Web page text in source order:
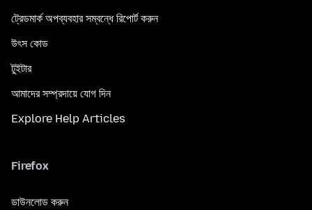
ট্রেডমার্ক অপব্যবহার সম্বন্ধে রিপোর্ট করুন
উৎস কোড
টুইটার
আমাদের সম্প্রদায়ে যোগ দিন
Explore Help Articles
Firefox
ডাউনলোড করুন